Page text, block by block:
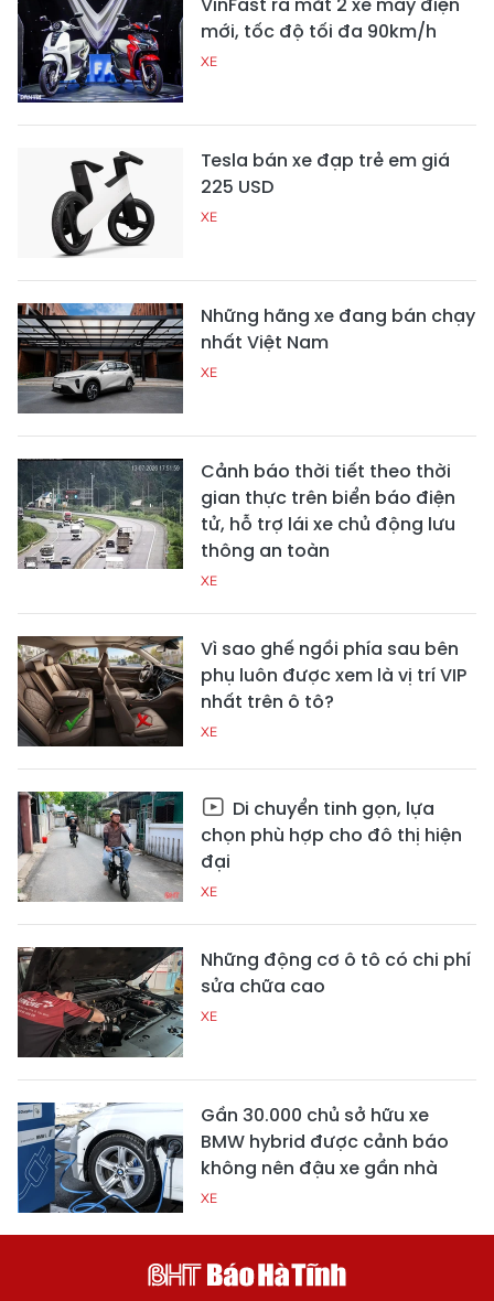
mới, tốc độ tối đa 90km/h
XE
Tesla bán xe đạp trẻ em giá
225 USD
XE
Những hãng xe đang bán chạy
nhất Việt Nam
XE
Cảnh báo thời tiết theo thời
gian thực trên biển báo điện
tử, hỗ trợ lái xe chủ động lưu
thông an toàn
XE
Vì sao ghế ngồi phía sau bên
phụ luôn được xem là vị trí VIP
nhất trên ô tô?
XE
Di chuyển tinh gọn, lựa
chọn phù hợp cho đô thị hiện
đại
XE
Những động cơ ô tô có chi phí
sửa chữa cao
XE
Gần 30.000 chủ sở hữu xe
BMW hybrid được cảnh báo
không nên đậu xe gần nhà
XE